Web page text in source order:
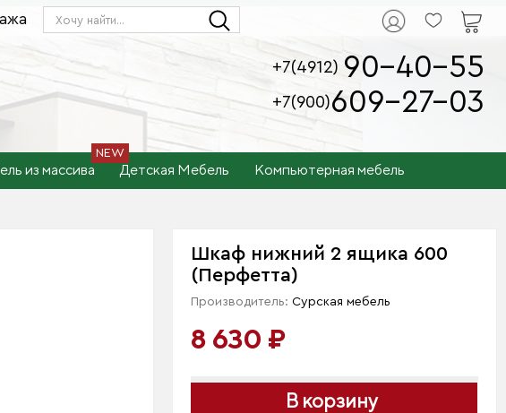
+7(4912) 90-40-55
+7(900)609-27-03
из массива Детская Мебель Компьютерная мебель
Шкаф нижний 2 ящика 600
(Перфетта)
Производитель:Сурская мебель
8 630 ₽
В корзину